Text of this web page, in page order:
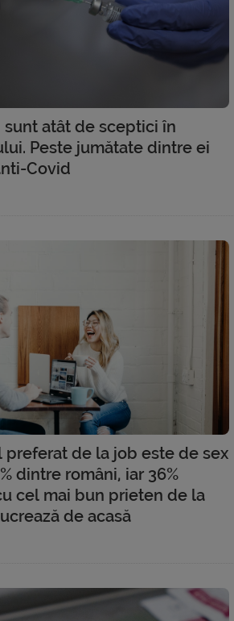
sunt atât de sceptici în
Peste jumătate dintre ei
Covid
preferat de la job este de sex
dintre români, iar 36%
cel mai bun prieten de la
de acasă